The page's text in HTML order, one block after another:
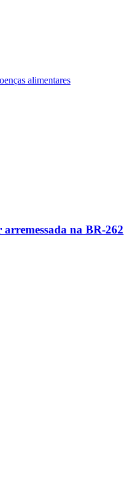
alimentares
na BR-262